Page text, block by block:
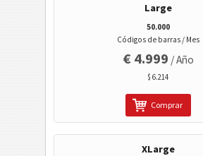
Código Wi-Fi
Large
50.000
Códigos de barras / Mes
€ 4.999 / Año
$ 6.214
Comprar
XLarge